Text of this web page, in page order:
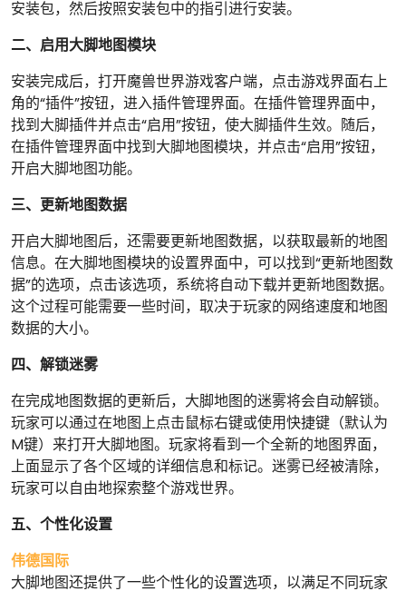
安装包，然后按照安装包中的指引进行安装。
二、启用大脚地图模块
安装完成后，打开魔兽世界游戏客户端，点击游戏界面右上
角的“插件”按钮，进入插件管理界面。在插件管理界面中，
找到大脚插件并点击“启用”按钮，使大脚插件生效。随后，
在插件管理界面中找到大脚地图模块，并点击“启用”按钮，
开启大脚地图功能。
三、更新地图数据
开启大脚地图后，还需要更新地图数据，以获取最新的地图
信息。在大脚地图模块的设置界面中，可以找到“更新地图数
据”的选项，点击该选项，系统将自动下载并更新地图数据。
这个过程可能需要一些时间，取决于玩家的网络速度和地图
数据的大小。
四、解锁迷雾
在完成地图数据的更新后，大脚地图的迷雾将会自动解锁。
玩家可以通过在地图上点击鼠标右键或使用快捷键（默认为
M键）来打开大脚地图。玩家将看到一个全新的地图界面，
上面显示了各个区域的详细信息和标记。迷雾已经被清除，
玩家可以自由地探索整个游戏世界。
五、个性化设置
伟德国际
大脚地图还提供了一些个性化的设置选项，以满足不同玩家